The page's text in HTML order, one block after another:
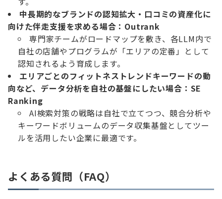
中長期的なブランドの認知拡大・口コミの資産化に
向けた伴走支援を求める場合： Outrank
専門家チームがロードマップを敷き、各LLM内で
自社の店舗やプログラムが「エリアの定番」として
認知されるよう育成します。
エリアごとのフィットネストレンドキーワードの動
向など、データ分析を自社の基盤にしたい場合： SE
Ranking
AI検索対策の戦略は自社で立てつつ、競合分析や
キーワードボリュームのデータ収集基盤としてツー
ルを活用したい企業に最適です。
よくある質問（FAQ）